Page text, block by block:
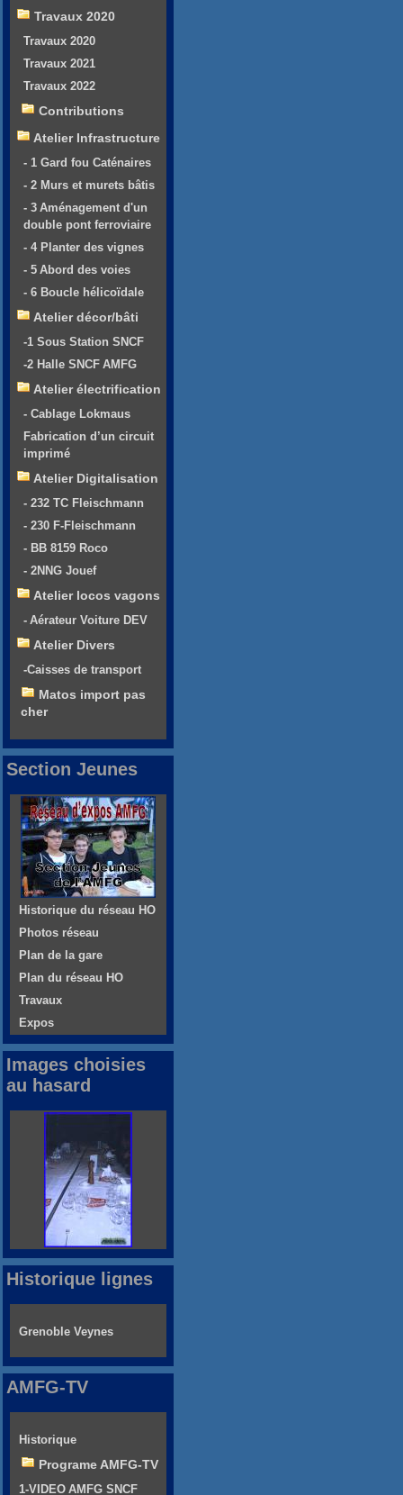
Travaux 2020
Travaux 2020
Travaux 2021
Travaux 2022
Contributions
Atelier Infrastructure
- 1 Gard fou Caténaires
- 2 Murs et murets bâtis
- 3 Aménagement d'un
double pont ferroviaire
- 4 Planter des vignes
- 5 Abord des voies
- 6 Boucle hélicoïdale
Atelier décor/bâti
-1 Sous Station SNCF
-2 Halle SNCF AMFG
Atelier électrification
- Cablage Lokmaus
Fabrication d’un circuit
imprimé
Atelier Digitalisation
- 232 TC Fleischmann
- 230 F-Fleischmann
- BB 8159 Roco
- 2NNG Jouef
Atelier locos vagons
- Aérateur Voiture DEV
Atelier Divers
-Caisses de transport
Matos import pas
cher
Section Jeunes
Historique du réseau HO
Photos réseau
Plan de la gare
Plan du réseau HO
Travaux
Expos
Images choisies
au hasard
Historique lignes
Grenoble Veynes
AMFG-TV
Historique
Programe AMFG-TV
1-VIDEO AMFG SNCF